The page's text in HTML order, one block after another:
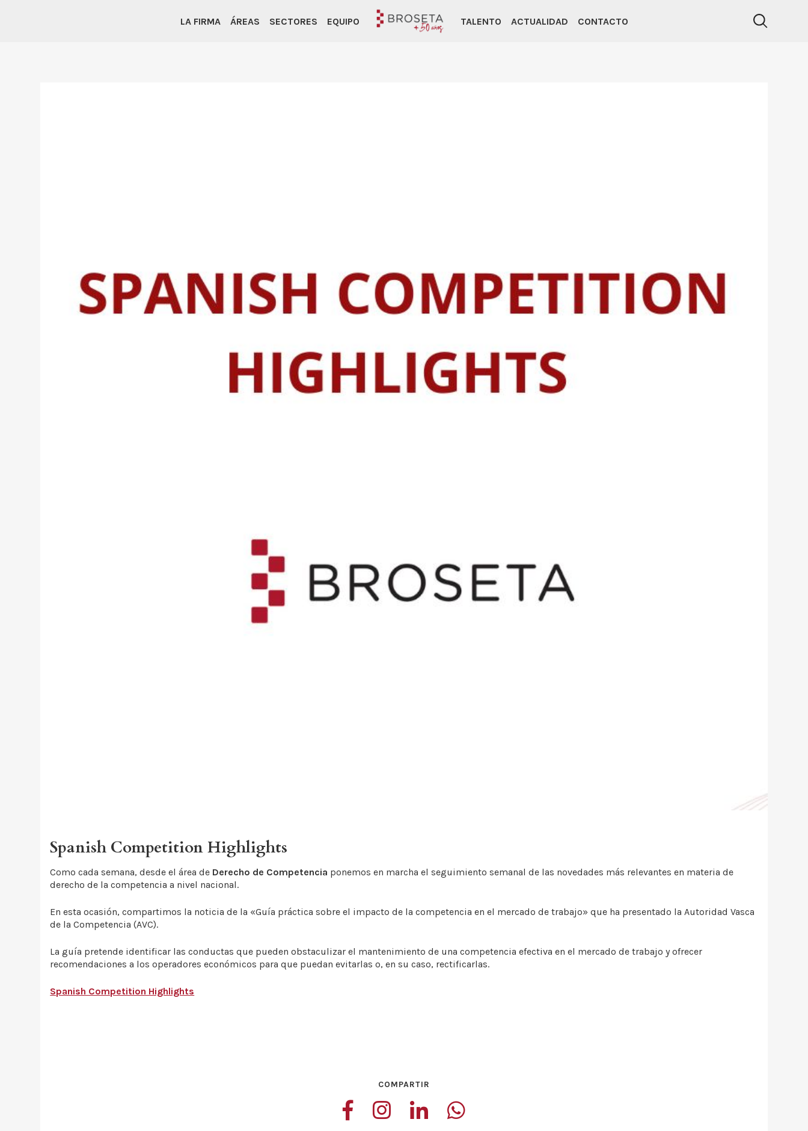
LA FIRMA ÁREAS SECTORES EQUIPO TALENTO ACTUALIDAD CONTACTO
Spanish Competition Highlights
Como cada semana, desde el área de Derecho de Competencia ponemos en marcha el seguimiento semanal de las novedades más relevantes en materia de
derecho de la competencia a nivel nacional.
En esta ocasión, compartimos la noticia de la «Guía práctica sobre el impacto de la competencia en el mercado de trabajo» que ha presentado la Autoridad Vasca
de la Competencia (AVC).
La guía pretende identificar las conductas que pueden obstaculizar el mantenimiento de una competencia efectiva en el mercado de trabajo y ofrecer
recomendaciones a los operadores económicos para que puedan evitarlas o, en su caso, rectificarlas.
Spanish Competition Highlights
COMPARTIR